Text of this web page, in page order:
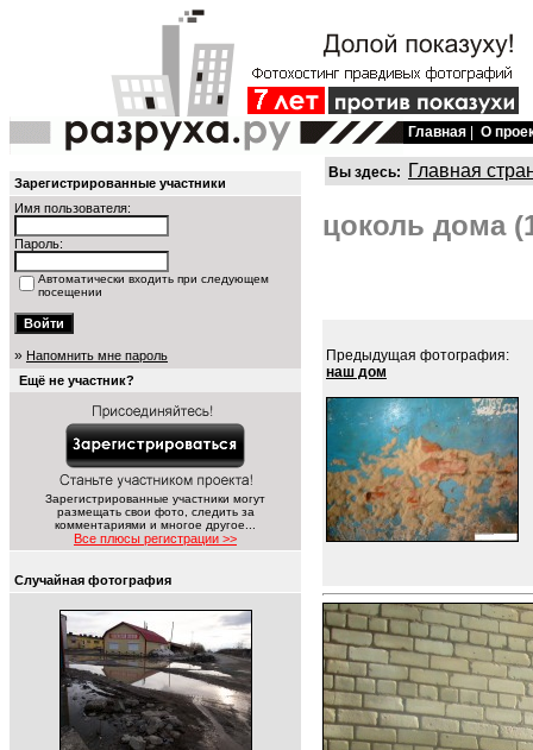
Главная О
Зарегистрированные участники
Имя пользователя:
Пароль:
Автоматически входить при следующем
посещении
» Напомнить мне пароль
Ещё не участник?
Зарегистрированные участники могут
размещать свои фото, следить за
комментариями и многое другое...
Все плюсы регистрации >>
Случайная фотография
Вы здесь: Главная
цоколь дома
Предыдущая фотография:
наш дом